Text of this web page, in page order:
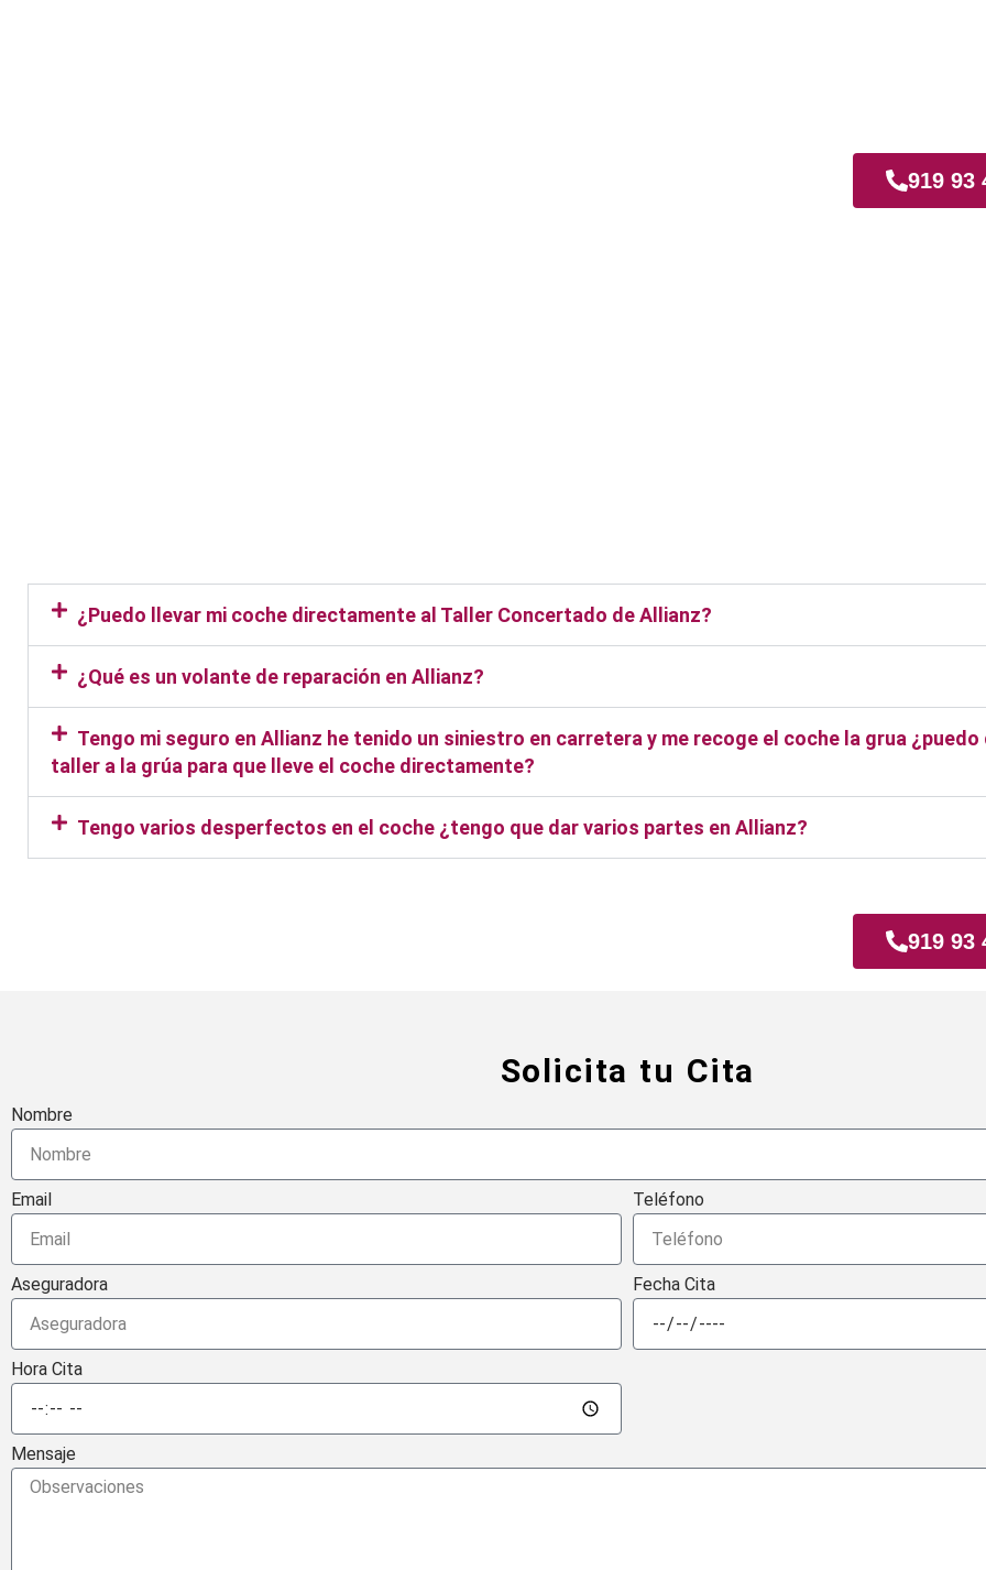
919 93
¿Puedo llevar mi coche directamente al Taller Concertado de Allianz?
¿Qué es un volante de reparación en Allianz?
Tengo mi seguro en Allianz he tenido un siniestro en carretera y me recoge el coche la grua ¿puedo
taller a la grúa para que lleve el coche directamente?
Tengo varios desperfectos en el coche ¿tengo que dar varios partes en Allianz?
919 93
Solicita tu Cita
Nombre
Email Teléfono
Aseguradora Fecha Cita
Hora Cita
Mensaje